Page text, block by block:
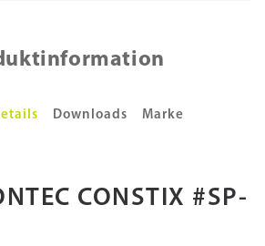
Downloads Marke
CONSTIX #SP-